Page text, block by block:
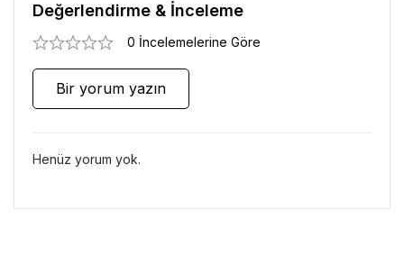
Değerlendirme & İnceleme
0 İncelemelerine Göre
Bir yorum yazın
Henüz yorum yok.